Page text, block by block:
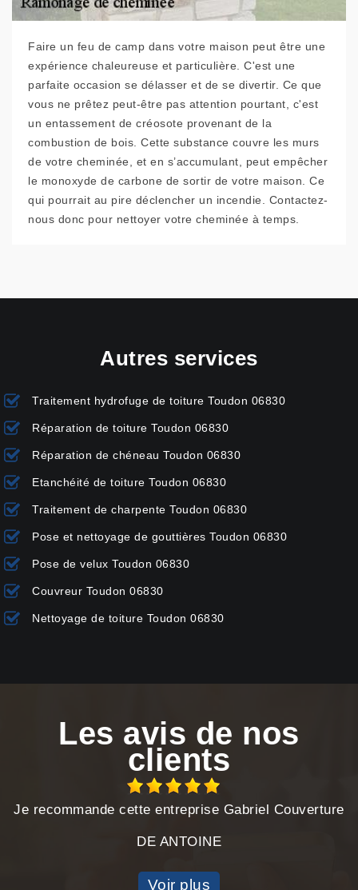
Faire un feu de camp dans votre maison peut être une
expérience chaleureuse et particulière. C'est une
parfaite occasion se délasser et de se divertir. Ce que
vous ne prêtez peut-être pas attention pourtant, c'est
un entassement de créosote provenant de la
combustion de bois. Cette substance couvre les murs
de votre cheminée, et en s’accumulant, peut empêcher
le monoxyde de carbone de sortir de votre maison. Ce
qui pourrait au pire déclencher un incendie. Contactez-
nous donc pour nettoyer votre cheminée à temps.
Autres services
Traitement hydrofuge de toiture Toudon 06830
Réparation de toiture Toudon 06830
Réparation de chéneau Toudon 06830
Etanchéité de toiture Toudon 06830
Traitement de charpente Toudon 06830
Pose et nettoyage de gouttières Toudon 06830
Pose de velux Toudon 06830
Couvreur Toudon 06830
Nettoyage de toiture Toudon 06830
Les avis de nos
clients
Je recommande cette entreprise Gabriel Couverture
DE ANTOINE
Voir plus